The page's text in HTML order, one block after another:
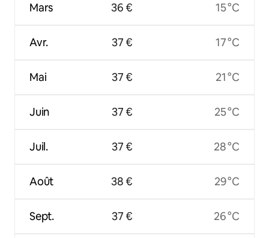
Mars
Avr.
Mai
Juin
Juil.
Août
Sept.
36 €
37 €
37 €
37 €
37 €
38 €
37 €
15 °C
17 °C
21 °C
25 °C
28 °C
29 °C
26 °C